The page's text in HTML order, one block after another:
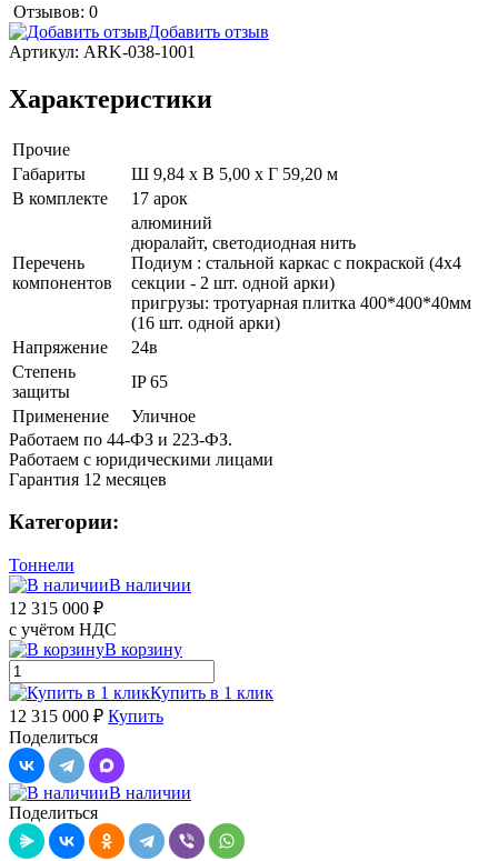
Отзывов: 0
Добавить отзыв
Артикул: ARK-038-1001
Характеристики
Прочие
Габариты
Ш 9,84 x В 5,00 x Г 59,20 м
В комплекте
17 арок
Перечень
компонентов
алюминий
дюралайт, светодиодная нить
Подиум : стальной каркас с покраской (4x4
секции - 2 шт. одной арки)
пригрузы: тротуарная плитка 400*400*40мм
(16 шт. одной арки)
Напряжение
24в
Степень
защиты
IP 65
Применение
Уличное
Работаем по 44-ФЗ и 223-ФЗ.
Работаем с юридическими лицами
Гарантия 12 месяцев
Категории:
Тоннели
В наличии
12 315 000 ₽
с учётом НДС
В корзину
Купить в 1 клик
12 315 000 ₽ Купить
Поделиться
В наличии
Поделиться